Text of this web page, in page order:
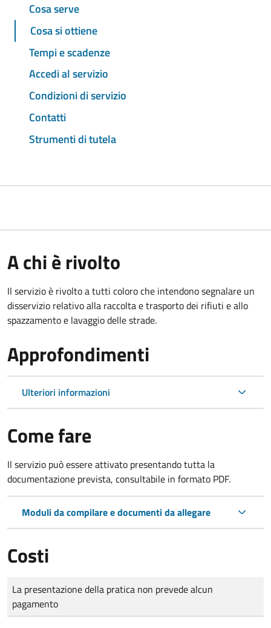
Cosa serve
Cosa si ottiene
Tempi e scadenze
Accedi al servizio
Condizioni di servizio
Contatti
Strumenti di tutela
A chi è rivolto
Il servizio è rivolto a tutti coloro che intendono segnalare un
disservizio relativo alla raccolta e trasporto dei rifiuti e allo
spazzamento e lavaggio delle strade.
Approfondimenti
Ulteriori informazioni
Come fare
Il servizio può essere attivato presentando tutta la
documentazione prevista, consultabile in formato PDF.
Moduli da compilare e documenti da allegare
Costi
Tipo di pagamento
Importo
La presentazione della pratica non prevede alcun
pagamento